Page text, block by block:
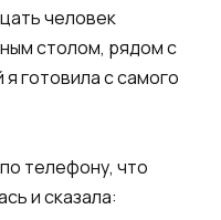
человек
столом, рядом с
готовила с самого
телефону, что
и сказала: